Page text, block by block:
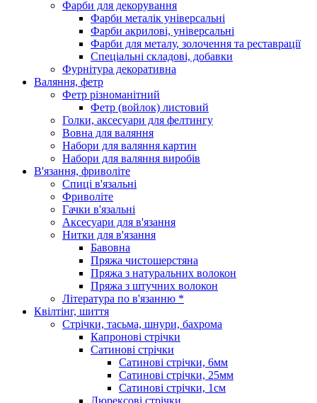
Фарби для декорування
Фарби металік універсальні
Фарби акрилові, універсальні
Фарби для металу, золочення та реставрації
Спеціальні складові, добавки
Фурнітура декоративна
Валяння, фетр
Фетр різноманітний
Фетр (войлок) листовий
Голки, аксесуари для фелтингу
Вовна для валяння
Набори для валяння картин
Набори для валяння виробів
В'язання, фриволіте
Спиці в'язальні
Фриволіте
Гачки в'язальні
Аксесуари для в'язання
Нитки для в'язання
Бавовна
Пряжа чистошерстяна
Пряжа з натуральних волокон
Пряжа з штучних волокон
Література по в'язанню *
Квілтінг, шиття
Стрічки, тасьма, шнури, бахрома
Капронові стрічки
Сатинові стрічки
Сатинові стрічки, 6мм
Сатинові стрічки, 25мм
Сатинові стрічки, 1см
Люрексові стрічки